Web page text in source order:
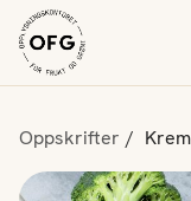
Oppskrifter